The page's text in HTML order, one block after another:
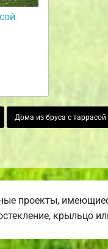
Дома из бруса с таррасой
проекты,
крыльцо